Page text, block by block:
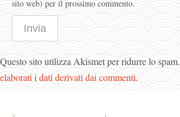
sito web) per il prossimo commento.
Questo sito utilizza Akismet per ridurre lo spam.
elaborati i dati derivati dai commenti.